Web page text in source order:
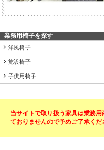
業務用椅子を探す
洋風椅子
施設椅子
子供用椅子
当サイトで取り扱う家具は業務
ておりませんので予めご了承くだ